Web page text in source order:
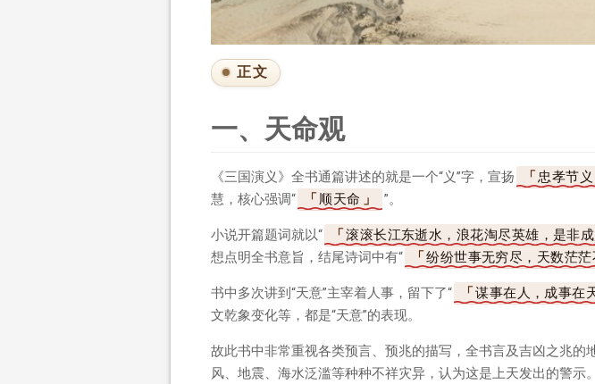
正文
一、天命观
《三国演义》全书通篇讲述的就是一个“义”字，宣扬 忠孝节义
慧，核心强调“
顺天命 ”。
小说开篇题词就以“ 滚滚长江东逝水，浪花淘尽英雄，是非
想点明全书意旨，结尾诗词中有“
纷纷世事无穷尽，天数茫茫
书中多次讲到“天意”主宰着人事，留下了“ 谋事在人，成事在
文乾象变化等，都是“天意”的表现。
故此书中非常重视各类预言、预兆的描写，全书言及吉凶之兆
风、地震、海水泛滥等种种不祥灾异，认为这是上天发出的警示。